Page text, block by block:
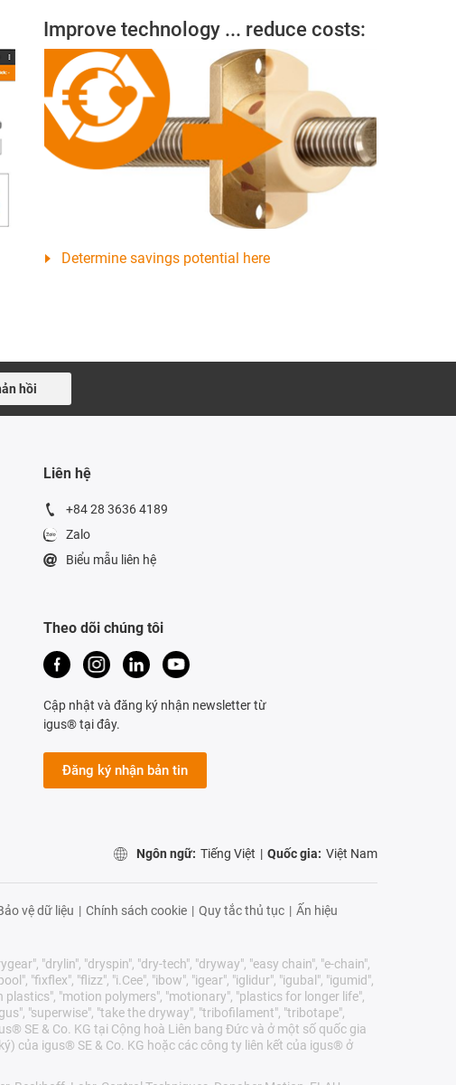
Improve technology ... reduce costs:
Determine savings potential here
hồi
Liên hệ
+84 28 3636 4189
Zalo
Biểu mẫu liên hệ
Theo dõi chúng tôi
Cập nhật và đăng ký nhận newsletter từ
igus® tại đây.
Đăng ký nhận bản tin
Ngôn ngữ: Tiếng Việt | Quốc gia: Việt Nam
vệ dữ liệu | Chính sách cookie | Quy tắc thủ tục | Ấn hiệu
"drylin", "dryspin", "dry-tech", "dryway", "easy chain", "e-chain",
"fixflex", "flizz", "i.Cee", "ibow", "igear", "iglidur", "igubal", "igumid",
plastics", "motion polymers", "motionary", "plastics for longer life",
"superwise", "take the dryway", "tribofilament", "tribotape",
SE & Co. KG tại Cộng hoà Liên bang Đức và ở một số quốc gia
của igus® SE & Co. KG hoặc các công ty liên kết của igus® ở